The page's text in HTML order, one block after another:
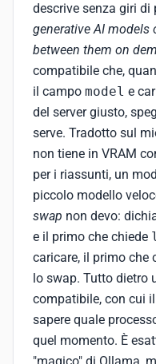
descrive senza giri di
generative AI models
between them on
compatibile che,
il campo model e
del server giusto,
serve. Tradotto sul
non tiene in VRAM
per i riassunti, un
piccolo modello
swap non devo:
e il primo che chiede
caricare, il primo che
lo swap. Tutto dietro
compatibile, con cui
sapere quale
quel momento. È